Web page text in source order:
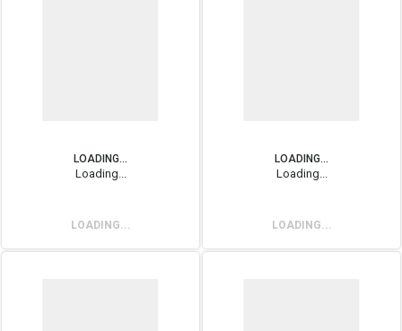
LOADING...
Loading...
LOADING...
LOADING...
Loading...
LOADING...